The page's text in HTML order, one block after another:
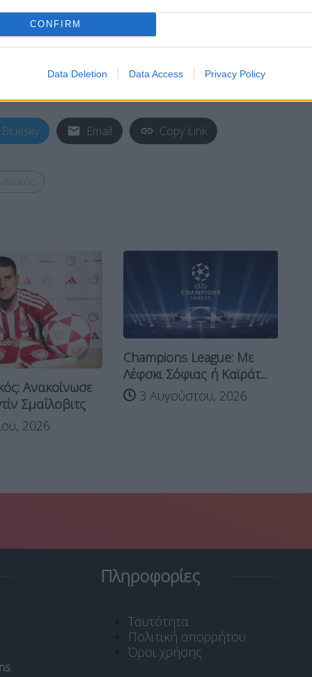
CONFIRM
Data Deletion Data Access Privacy Policy
απαραίτητες ιατρικές εξετάσεις που
τμήματος, τα διοικητικά στελέχη και το
τον ιό COVID-19.”
Bluesky Email Copy Link
Ανακοίνωσε
Σμαΐλοβιτς
2026
Champions League: Με
Λέφσκι Σόφιας ή Καϊράτ...
3 Αυγούστου, 2026
.
Πληροφορίες
Ταυτότητα
Πολιτική απορρήτου
Όροι χρήσης